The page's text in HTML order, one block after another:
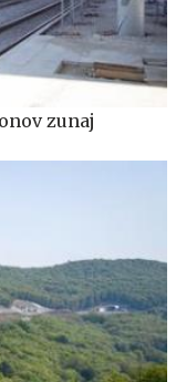
zunaj